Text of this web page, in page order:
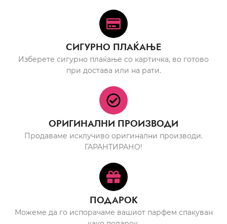
СИГУРНО ПЛАЌАЊЕ
Изберете сигурно плаќање со картичка, во готово
при достава или на рати.
ОРИГИНАЛНИ ПРОИЗВОДИ
Продаваме исклучиво оригинални производи.
ГАРАНТИРАНО!
ПОДАРОК
Можеме да го испорачаме вашиот парфем спакуван